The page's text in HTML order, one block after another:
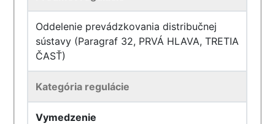
Oddelenie prevádzkovania distribučnej
sústavy (Paragraf 32, PRVÁ HLAVA, TRETIA
ČASŤ)
Kategória regulácie
Vymedzenie